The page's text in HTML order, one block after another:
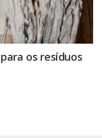
os resíduos